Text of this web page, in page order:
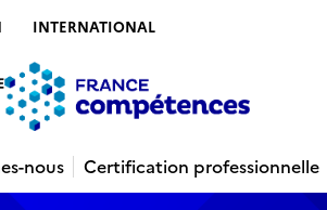
INTERNATIONAL
nous Certification professionnelle